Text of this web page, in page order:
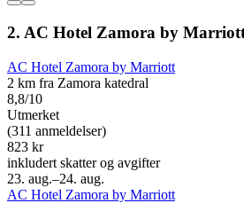
2. AC Hotel Zamora by
AC Hotel Zamora by Marriott
2 km fra Zamora katedral
8,8/10
Utmerket
(311 anmeldelser)
823 kr
inkludert skatter og avgifter
23. aug.–24. aug.
AC Hotel Zamora by Marriott